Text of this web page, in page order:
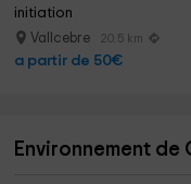
initiation
Vallcebre 20.5 km
a partir de 50€
Environnement